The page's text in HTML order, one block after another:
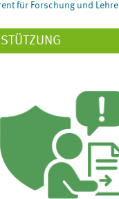
für Forschung und Lehre